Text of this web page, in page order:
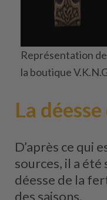
Représentation
la boutique
La
D’après ce qui
sources, il a
déesse de la
des saisons.